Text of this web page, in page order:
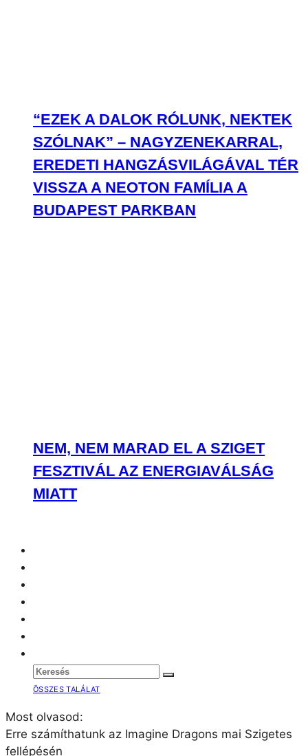
“EZEK A DALOK RÓLUNK, NEKTEK
SZÓLNAK” – NAGYZENEKARRAL,
EREDETI HANGZÁSVILÁGÁVAL TÉR
VISSZA A NEOTON FAMÍLIA A
BUDAPEST PARKBAN
NEM, NEM MARAD EL A SZIGET
FESZTIVÁL AZ ENERGIAVÁLSÁG
MIATT
ÖSSZES TALÁLAT
Most olvasod:
Erre számíthatunk az Imagine Dragons mai Szigetes
fellépésén